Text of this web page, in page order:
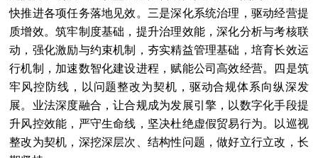
快推进各项任务落地见效。三是深化系统治理，驱动经营提
质增效。筑牢制度基础，提升治理效能，深化分析与考核联
动，强化激励与约束机制，夯实精益管理基础，培育长效运
行机制，加速数智化建设进程，赋能公司高效经营。四是筑
牢风控防线，以问题整改为契机，驱动合规体系向纵深发
展。业法深度融合，让合规成为发展引擎，以数字化手段提
升风控效能，严守生命线，坚决杜绝虚假贸易行为。以巡视
整改为契机，深挖深层次、结构性问题，做好立行立改，长